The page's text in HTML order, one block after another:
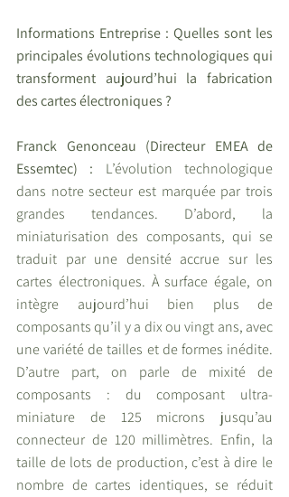
Informations Entreprise : Quelles sont les
principales évolutions technologiques qui
transforment aujourd’hui la fabrication
des cartes électroniques ?
Franck Genonceau (Directeur EMEA de
Essemtec) : L’évolution technologique
dans notre secteur est marquée par trois
grandes tendances. D’abord, la
miniaturisation des composants, qui se
traduit par une densité accrue sur les
cartes électroniques. À surface égale, on
intègre aujourd’hui bien plus de
composants qu’il y a dix ou vingt ans, avec
une variété de tailles et de formes inédite.
D’autre part, on parle de mixité de
composants : du composant ultra-
miniature de 125 microns jusqu’au
connecteur de 120 millimètres. Enfin, la
taille de lots de production, c’est à dire le
nombre de cartes identiques, se réduit